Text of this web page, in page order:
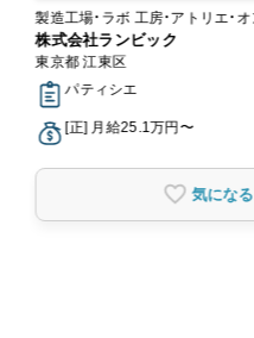
製造工場・ラボ 工房・ア
株式会社ランビック
東京都 江東区
パティシエ
[正] 月給25.1万円〜
気になる